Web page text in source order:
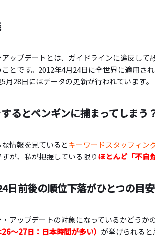
アップデートとは、ガイドラインに違反し
ことです。2012年4月24日に全世界に適用さ
月28日にはデータの更新が行われています。
るとペンギンに捕まってしまう
な情報を見ているとキーワードスタッフィン
が、私が把握している限りほとんど「不自
日前後の順位下落がひとつの目安
アップデートの対象になっているかどうか
～27日：日本時間が多い） が挙げられると